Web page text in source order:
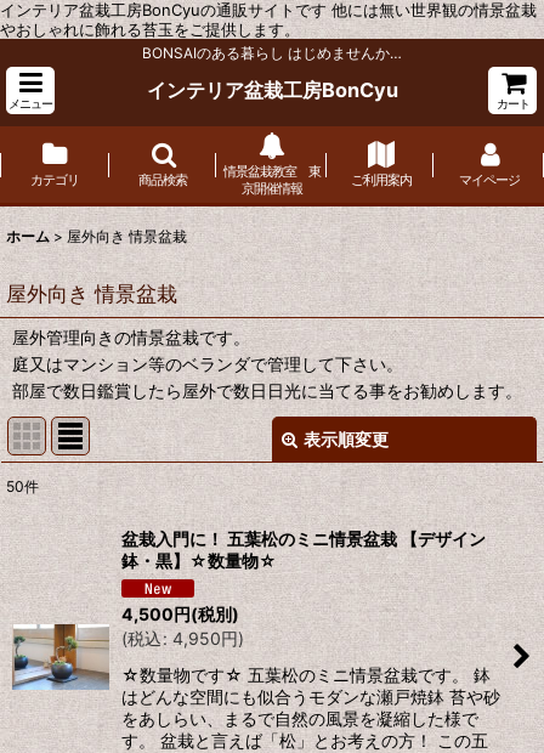
インテリア盆栽工房BonCyuの通販サイトです 他には無い世界観の情景盆栽
やおしゃれに飾れる苔玉をご提供します。
BONSAIのある暮らし はじめませんか…
メニュー
インテリア盆栽工房BonCyu
カート
カテゴリ 商品検索
情景盆栽教室 東
京開催情報
ご利用案内 マイページ
ホーム > 屋外向き 情景盆栽
屋外向き 情景盆栽
屋外管理向きの情景盆栽です。
庭又はマンション等のベランダで管理して下さい。
部屋で数日鑑賞したら屋外で数日日光に当てる事をお勧めします。
表示順変更
サブカテゴリ
表示数
並び順:
絞り込む
50件
盆栽入門に！ 五葉松のミニ情景盆栽 【デザイン
鉢・黒】☆数量物☆
4,500円(税別)
(税込: 4,950円)
☆数量物です☆ 五葉松のミニ情景盆栽です。 鉢
はどんな空間にも似合うモダンな瀬戸焼鉢 苔や砂
をあしらい、まるで自然の風景を凝縮した様で
す。 盆栽と言えば「松」とお考えの方！ この五